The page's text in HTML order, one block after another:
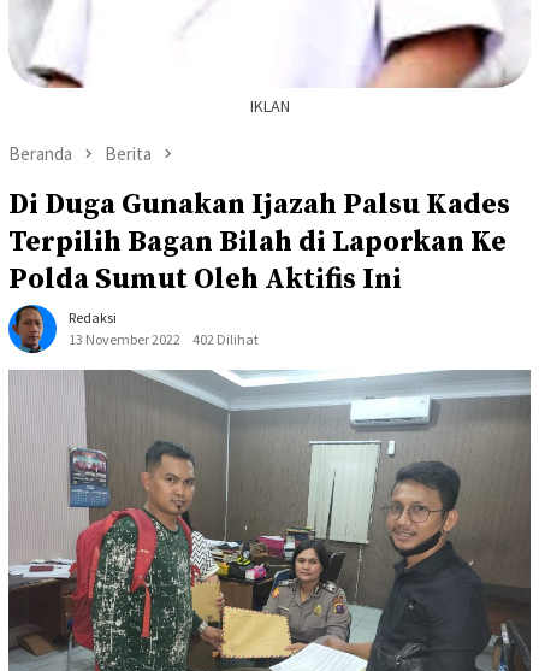
IKLAN
Beranda Berita
Di Duga Gunakan Ijazah Palsu Kades
Terpilih Bagan Bilah di Laporkan Ke
Polda Sumut Oleh Aktifis Ini
Redaksi
13 November 2022
402 Dilihat